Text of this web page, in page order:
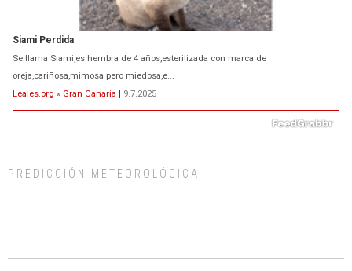
Siami Perdida
Se llama Siami,es hembra de 4 años,esterilizada con marca de
oreja,cariñosa,mimosa pero miedosa,e...
Leales.org » Gran Canaria | 9.7.2025
días, ella incluida...
PREDICCIÓN METEOROLÓGICA